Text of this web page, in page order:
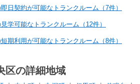
日契約が可能なトランクルーム（7件）
学可能なトランクルーム（12件）
期利用が可能なトランクルーム（8件）
区の詳細地域